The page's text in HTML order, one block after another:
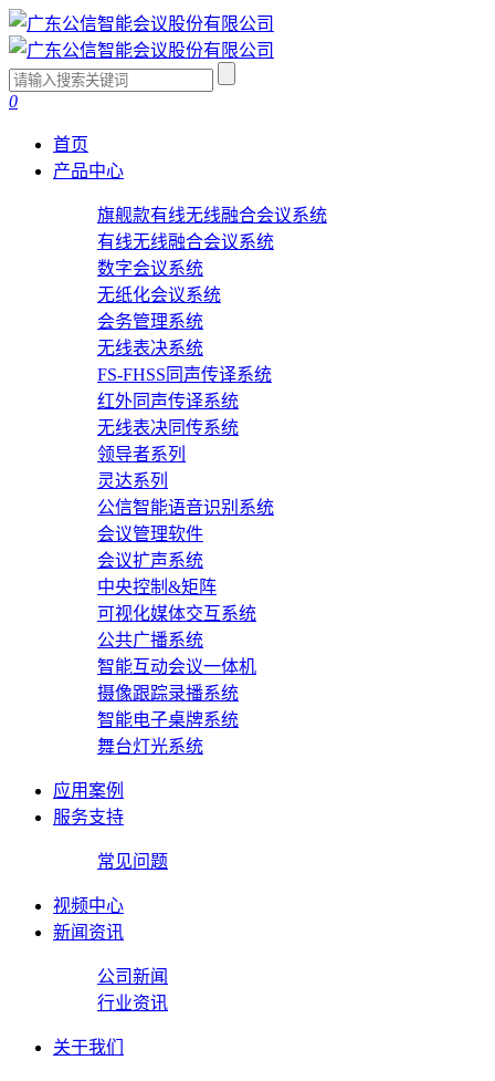
0
首页
产品中心
旗舰款有线无线融合会议系统
有线无线融合会议系统
数字会议系统
无纸化会议系统
会务管理系统
无线表决系统
FS-FHSS同声传译系统
红外同声传译系统
无线表决同传系统
领导者系列
灵达系列
公信智能语音识别系统
会议管理软件
会议扩声系统
中央控制&矩阵
可视化媒体交互系统
公共广播系统
智能互动会议一体机
摄像跟踪录播系统
智能电子桌牌系统
舞台灯光系统
应用案例
服务支持
常见问题
视频中心
新闻资讯
公司新闻
行业资讯
关于我们